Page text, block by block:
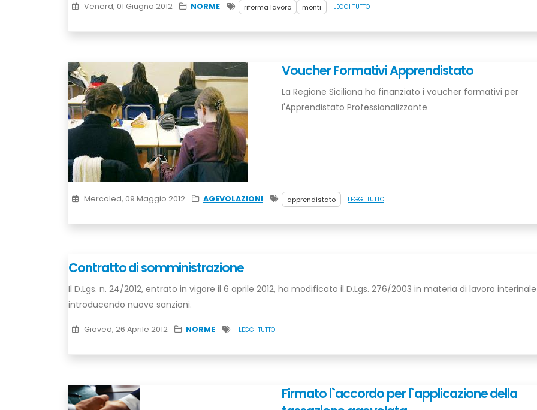
Venerd, 01 Giugno 2012 NORME riforma lavoro monti LEGGI TUTTO
Voucher Formativi Apprendistato
La Regione Siciliana ha finanziato i voucher formativi per
l'Apprendistato Professionalizzante
Mercoled, 09 Maggio 2012 AGEVOLAZIONI apprendistato LEGGI TUTTO
Contratto di somministrazione
Il D.Lgs. n. 24/2012, entrato in vigore il 6 aprile 2012, ha modificato il D.Lgs. 276/2003 in materia di lavoro interinale
introducendo nuove sanzioni.
Gioved, 26 Aprile 2012 NORME LEGGI TUTTO
Firmato l`accordo per l`applicazione della